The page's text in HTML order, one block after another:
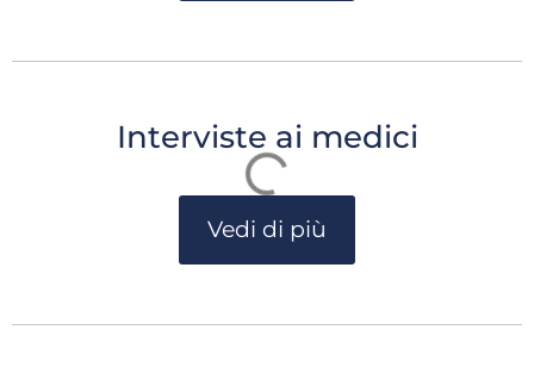
Interviste ai medici
Vedi di più